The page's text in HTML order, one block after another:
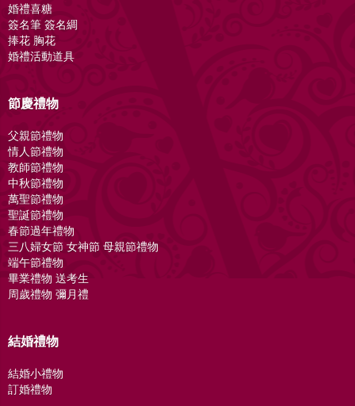
婚禮喜糖
簽名筆 簽名綢
捧花 胸花
婚禮活動道具
節慶禮物
父親節禮物
情人節禮物
教師節禮物
中秋節禮物
萬聖節禮物
聖誕節禮物
春節過年禮物
三八婦女節 女神節 母親節禮物
端午節禮物
畢業禮物 送考生
周歲禮物 彌月禮
結婚禮物
結婚小禮物
訂婚禮物